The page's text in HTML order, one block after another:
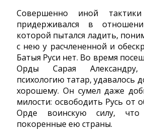
Совершенно иной
придерживался в
которой пытался ладить,
с нею у расчлененной и
Батыя Руси нет. Во время
Орды Сарая
психологию татар, удавалось
хорошему. Он сумел даже
милости: освободить Русь от
Орде воинскую силу,
покоренные ею страны.